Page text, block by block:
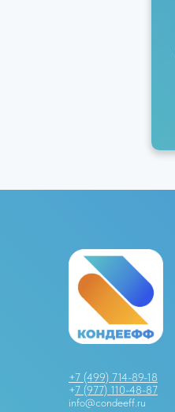
+7 (499) 714-89-18
+7 (977) 110-48-87
info@condeeff.ru